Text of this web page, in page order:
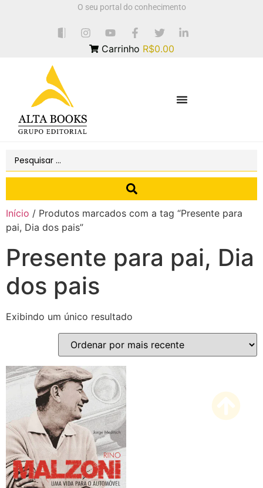
O seu portal do conhecimento
Carrinho R$0.00
Início / Produtos marcados com a tag “Presente para
pai, Dia dos pais”
Presente para pai, Dia
dos pais
Exibindo um único resultado